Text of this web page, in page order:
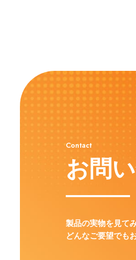
Contact
お問
製品の実物を見て
どんなご要望でも